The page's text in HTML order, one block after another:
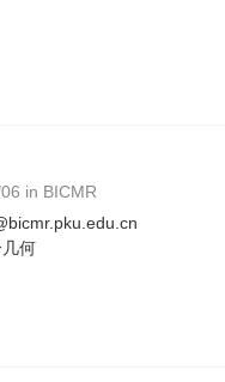
in BICMR
何